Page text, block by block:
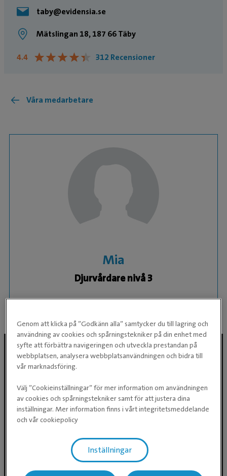
taby@evidensia.se
Mätslingan 18, 187 66 Täby
4.4 ★★★★★
★★★★★ 312 Recensioner
Våra medarbetare
Mia
Djurvårdare nivå 3
Följ oss i sociala medier
Genom att klicka på ”Godkänn alla” samtycker du till lagring och
användning av cookies och spårningstekniker på din enhet med
syfte att förbättra navigeringen och utveckla prestandan på
webbplatsen, analysera webbplatsanvändningen och bidra till
vår marknadsföring.
Välj ”Cookieinställningar” för mer information om användningen
av cookies och spårningstekniker samt för att justera dina
inställningar. Mer information finns i vårt integritetsmeddelande
och vår cookiepolicy
Inställningar